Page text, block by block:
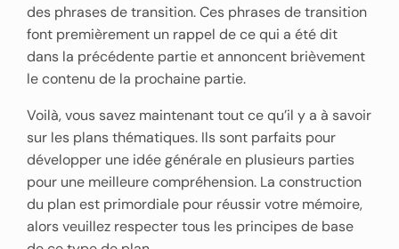
des phrases de transition. Ces phrases de transition
font premièrement un rappel de ce qui a été dit
dans la précédente partie et annoncent brièvement
le contenu de la prochaine partie.
Voilà, vous savez maintenant tout ce qu’il y a à savoir
sur les plans thématiques. Ils sont parfaits pour
développer une idée générale en plusieurs parties
pour une meilleure compréhension. La construction
du plan est primordiale pour réussir votre mémoire,
alors veuillez respecter tous les principes de base